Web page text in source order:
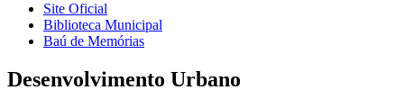
Site Oficial
Biblioteca Municipal
Baú de Memórias
Desenvolvimento Urbano